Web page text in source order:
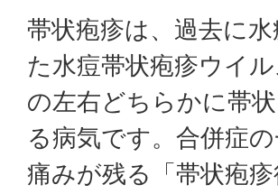
帯状疱疹は、過去に
た水痘帯状疱疹ウイ
の左右どちらかに帯
る病気です。合併症
痛みが残る「帯状疱